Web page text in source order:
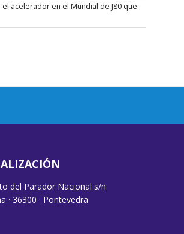
acelerador en el Mundial de J80 que
del Parador Nacional s/n
· 36300 · Pontevedra